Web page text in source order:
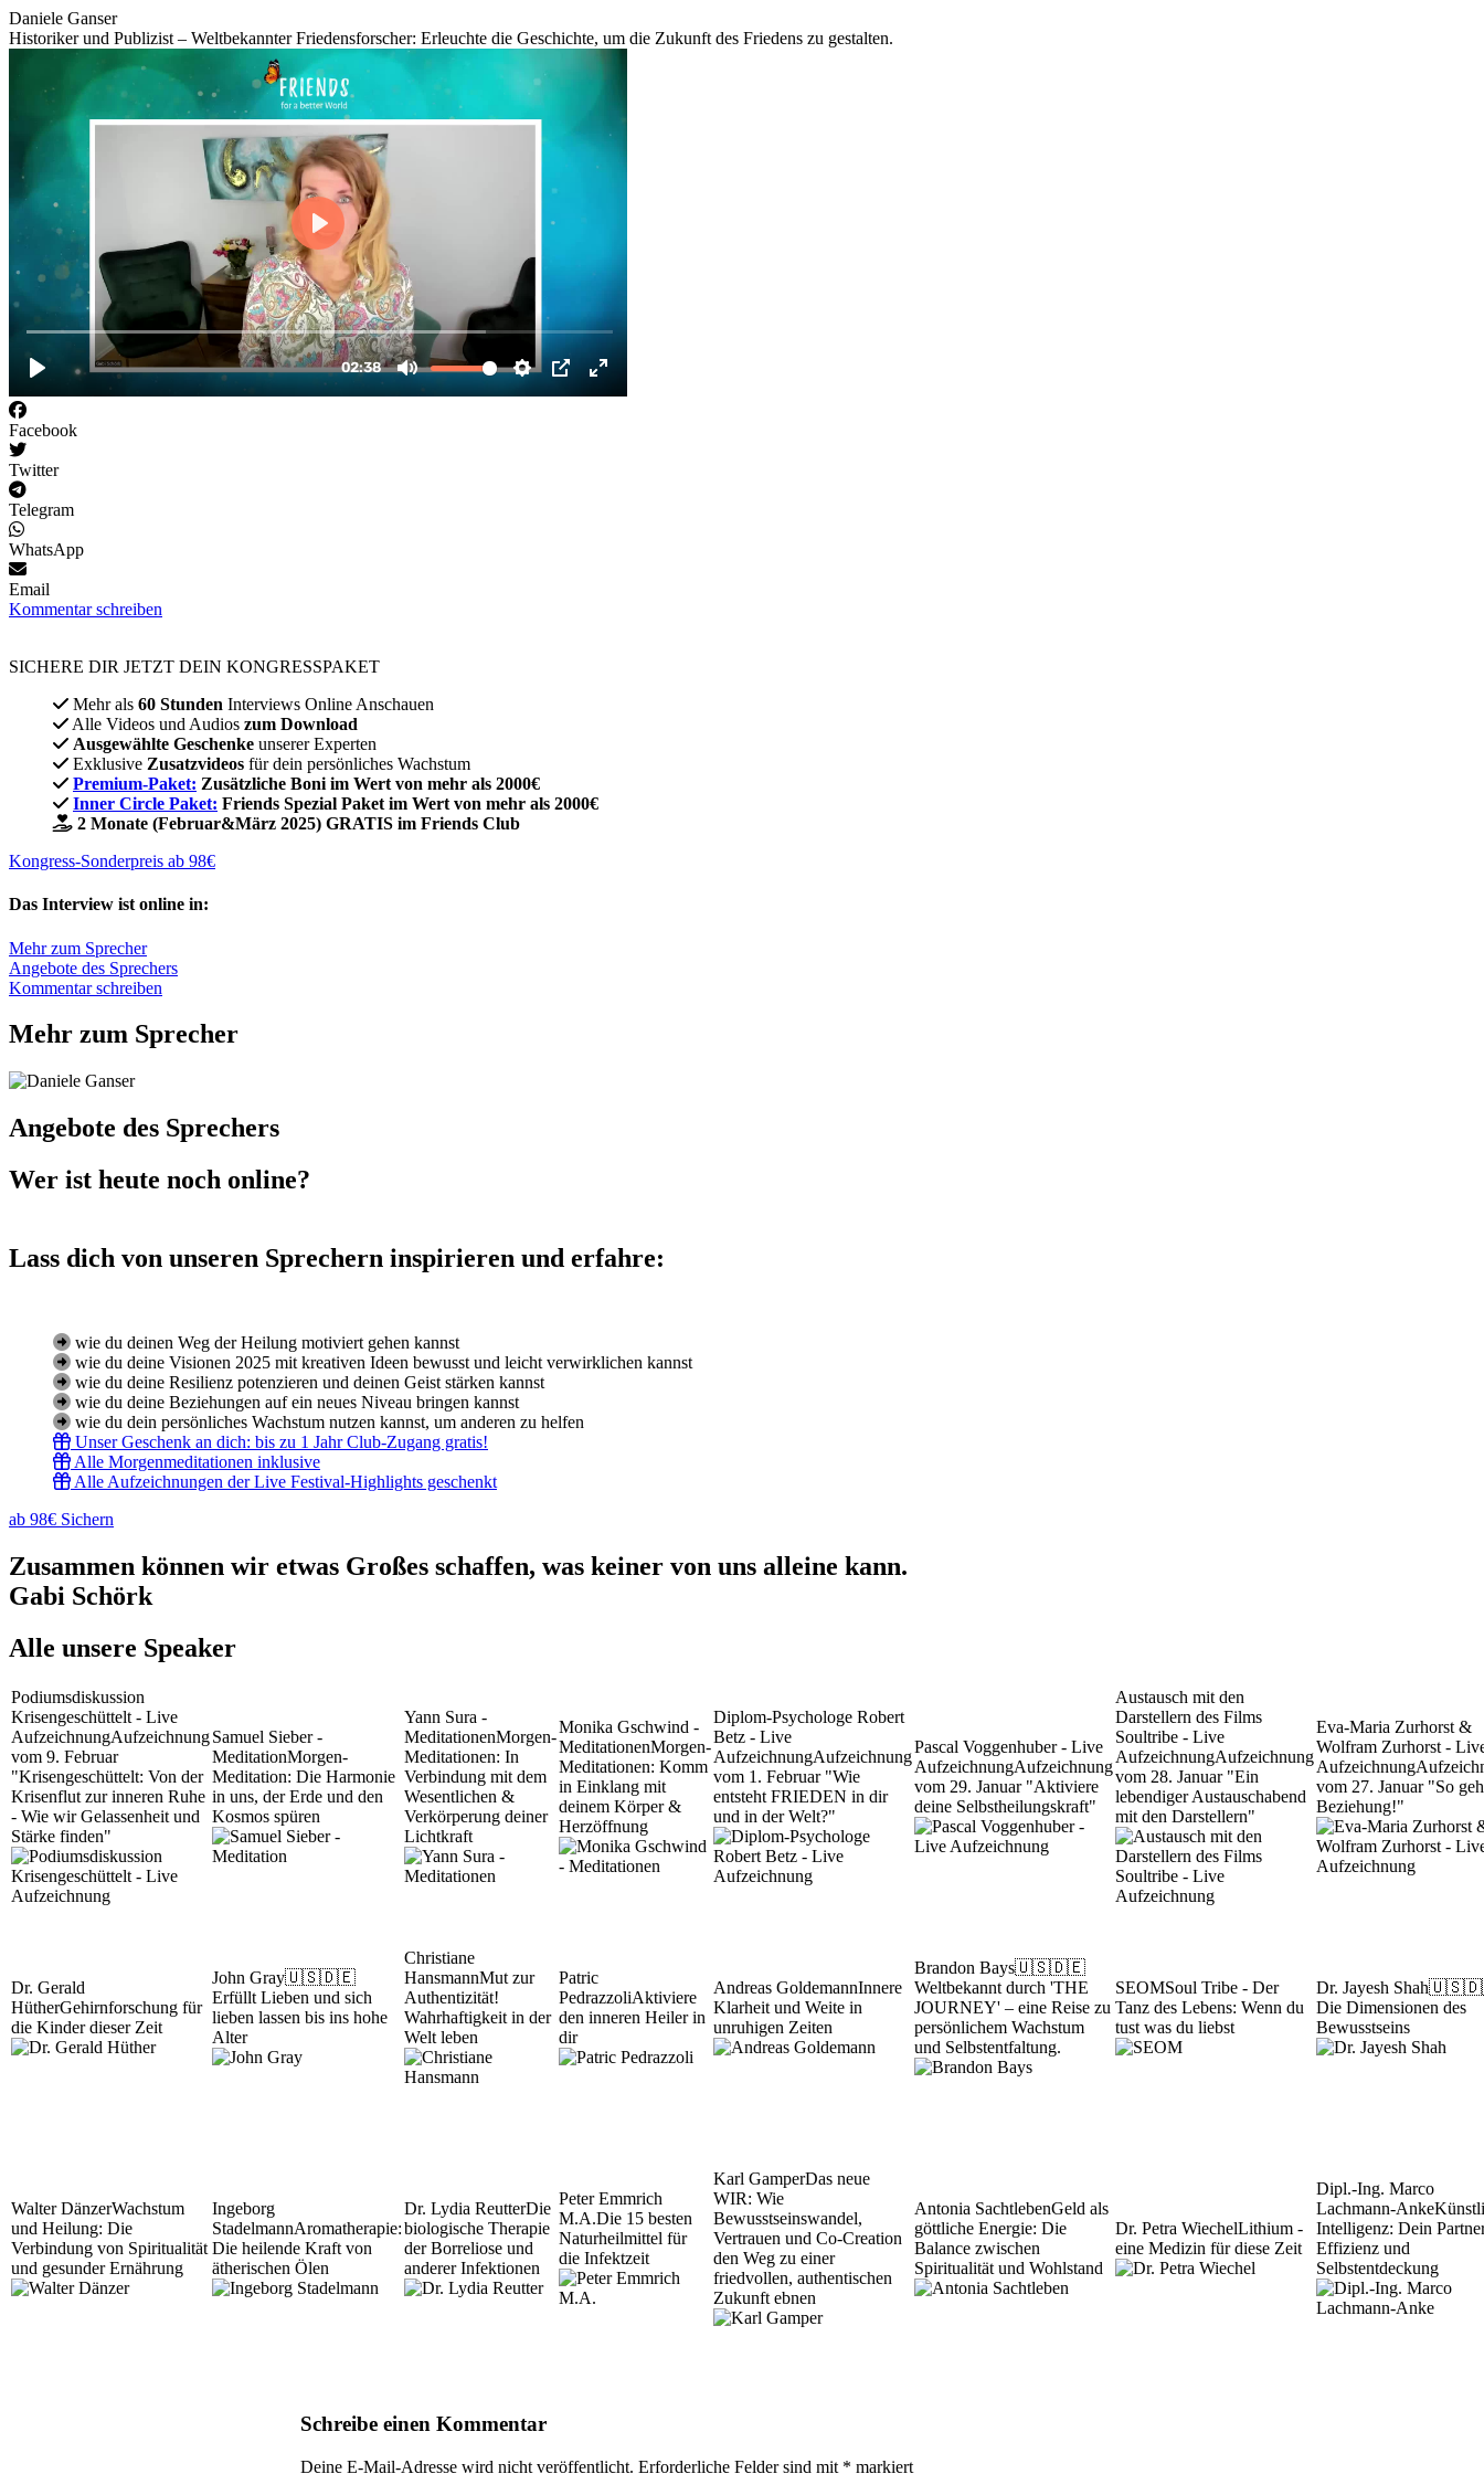
Daniele Ganser
Historiker und Publizist – Weltbekannter Friedensforscher: Erleuchte die Geschichte, um die Zukunft des Friedens zu gestalten.
Facebook
Twitter
Telegram
WhatsApp
Email
Kommentar schreiben
SICHERE DIR JETZT DEIN KONGRESSPAKET​
Mehr als 60 Stunden Interviews Online Anschauen
Alle Videos und Audios zum Download
Ausgewählte Geschenke unserer Experten
Exklusive Zusatzvideos für dein persönliches Wachstum
Premium-Paket: Zusätzliche Boni im Wert von mehr als 2000€
Inner Circle Paket: Friends Spezial Paket im Wert von mehr als 2000€
2 Monate (Februar&März 2025) GRATIS im Friends Club
Kongress-Sonderpreis ab 98€
Das Interview ist online in:
Mehr zum Sprecher
Angebote des Sprechers
Kommentar schreiben
Mehr zum Sprecher
Angebote des Sprechers
Wer ist heute noch online?
Lass dich von unseren Sprechern inspirieren und erfahre:
wie du deinen Weg der Heilung motiviert gehen kannst
wie du deine Visionen 2025 mit kreativen Ideen bewusst und leicht verwirklichen kannst
wie du deine Resilienz potenzieren und deinen Geist stärken kannst
wie du deine Beziehungen auf ein neues Niveau bringen kannst
wie du dein persönliches Wachstum nutzen kannst, um anderen zu helfen
Unser Geschenk an dich: bis zu 1 Jahr Club-Zugang gratis!
Alle Morgenmeditationen inklusive
Alle Aufzeichnungen der Live Festival-Highlights geschenkt
ab 98€ Sichern
Zusammen können wir etwas Großes schaffen, was keiner von uns alleine kann.
Gabi Schörk
Alle unsere Speaker
Podiumsdiskussion
Krisengeschüttelt - Live
AufzeichnungAufzeichnung
vom 9. Februar
"Krisengeschüttelt: Von der
Krisenflut zur inneren Ruhe
- Wie wir Gelassenheit und
Stärke finden"
Samuel Sieber -
MeditationMorgen-
Meditation: Die Harmonie
in uns, der Erde und den
Kosmos spüren
Yann Sura -
MeditationenMorgen-
Meditationen: In
Verbindung mit dem
Wesentlichen &
Verkörperung deiner
Lichtkraft
Monika Gschwind -
MeditationenMorgen-
Meditationen: Komm
in Einklang mit
deinem Körper &
Herzöffnung
Diplom-Psychologe Robert
Betz - Live
AufzeichnungAufzeichnung
vom 1. Februar "Wie
entsteht FRIEDEN in dir
und in der Welt?"
Pascal Voggenhuber - Live
AufzeichnungAufzeichnung
vom 29. Januar "Aktiviere
deine Selbstheilungskraft"
Austausch mit den
Darstellern des Films
Soultribe - Live
AufzeichnungAufzeichnung
vom 28. Januar "Ein
lebendiger Austauschabend
mit den Darstellern"
Eva-Maria Zurhorst &
Wolfram Zurhorst -
Aufzeichnung
vom 27. Januar "So
Beziehung!"
Dr. Gerald
HütherGehirnforschung für
die Kinder dieser Zeit
John Gray🇺🇸🇩🇪
Erfüllt Lieben und sich
lieben lassen bis ins hohe
Alter
Christiane
HansmannMut zur
Authentizität!
Wahrhaftigkeit in der
Welt leben
Patric
PedrazzoliAktiviere
den inneren Heiler in
dir
Andreas GoldemannInnere
Klarheit und Weite in
unruhigen Zeiten
Brandon Bays🇺🇸🇩🇪
Weltbekannt durch 'THE
JOURNEY' – eine Reise zu
persönlichem Wachstum
und Selbstentfaltung.
SEOMSoul Tribe - Der
Tanz des Lebens: Wenn du
tust was du liebst
Dr. Jayesh Shah
Die Dimensionen des
Bewusstseins
Walter DänzerWachstum
und Heilung: Die
Verbindung von Spiritualität
und gesunder Ernährung
Ingeborg
StadelmannAromatherapie:
Die heilende Kraft von
ätherischen Ölen
Dr. Lydia ReutterDie
biologische Therapie
der Borreliose und
anderer Infektionen
Peter Emmrich
M.A.Die 15 besten
Naturheilmittel für
die Infektzeit
Karl GamperDas neue
WIR: Wie
Bewusstseinswandel,
Vertrauen und Co-Creation
den Weg zu einer
friedvollen, authentischen
Zukunft ebnen
Antonia SachtlebenGeld als
göttliche Energie: Die
Balance zwischen
Spiritualität und Wohlstand
Dr. Petra WiechelLithium -
eine Medizin für diese Zeit
Dipl.-Ing. Marco
Lachmann-Anke
Intelligenz: Dein
Effizienz und
Selbstentdeckung
Schreibe einen Kommentar
Deine E-Mail-Adresse wird nicht veröffentlicht. Erforderliche Felder sind mit * markiert